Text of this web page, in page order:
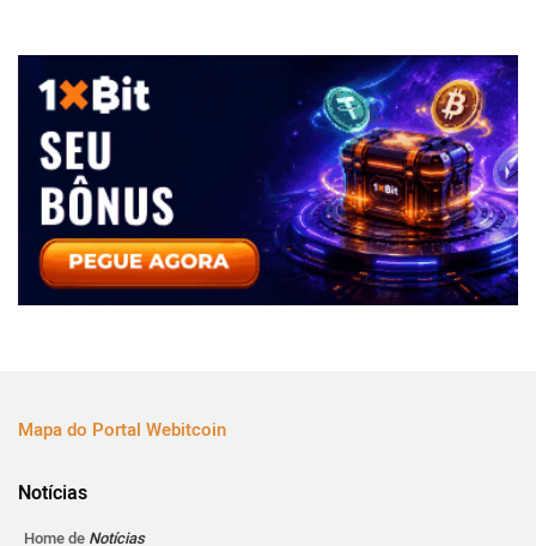
Mapa do Portal Webitcoin
Notícias
Home de Notícias